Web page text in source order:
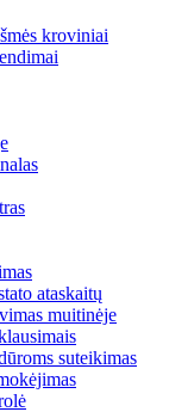
kroviniai
ataskaitų
muitinėje
suteikimas